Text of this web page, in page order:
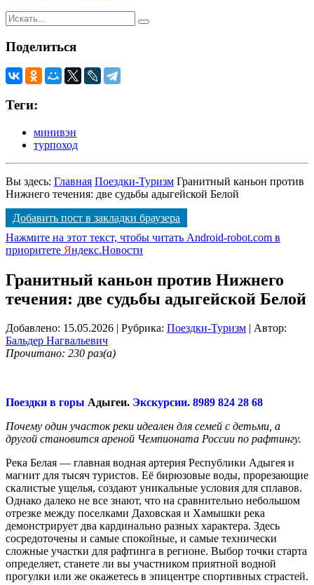
Поделиться
Теги:
минивэн
турпоход
Вы здесь: Главная Поездки-Туризм Гранитный каньон против
Нижнего течения: две судьбы адыгейской Белой
Добавить пост в закладки браузера
Нажмите на этот текст, чтобы читать Android-robot.com в
приоритете Яндекс.Новости
Гранитный каньон против Нижнего
течения: две судьбы адыгейской Белой
Добавлено: 15.05.2026 | Рубрика: Поездки-Туризм | Автор:
Бальдер Нагвальевич
Прочитано: 230 раз(а)
Поездки в горы Адыгеи. Экскурсии. 8989 824 28 68
Почему один участок реки идеален для семей с детьми, а
другой становится ареной Чемпионата России по рафтингу.
Река Белая — главная водная артерия Республики Адыгея и
магнит для тысяч туристов. Её бирюзовые воды, прорезающие
скалистые ущелья, создают уникальные условия для сплавов.
Однако далеко не все знают, что на сравнительно небольшом
отрезке между поселками Даховская и Хамышки река
демонстрирует два кардинально разных характера. Здесь
сосредоточены и самые спокойные, и самые технически
сложные участки для рафтинга в регионе. Выбор точки старта
определяет, станете ли вы участником приятной водной
прогулки или же окажетесь в эпицентре спортивных страстей.